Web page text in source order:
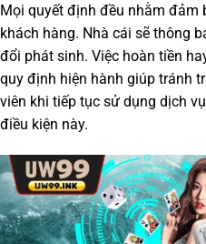
Mọi quyết định đều nhằm đảm
khách hàng. Nhà cái sẽ thông
đổi phát sinh. Việc hoàn tiền
quy định hiện hành giúp tránh
viên khi tiếp tục sử dụng dịch
điều kiện này.